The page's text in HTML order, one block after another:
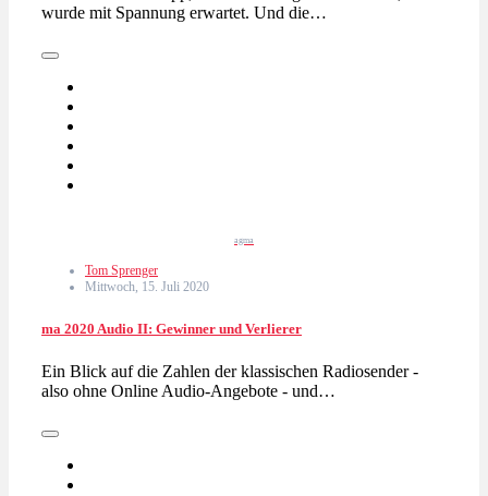
wurde mit Spannung erwartet. Und die…
agma
Tom Sprenger
Mittwoch, 15. Juli 2020
ma 2020 Audio II: Gewinner und Verlierer
Ein Blick auf die Zahlen der klassischen Radiosender -
also ohne Online Audio-Angebote - und…